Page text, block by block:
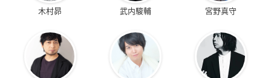
木村昴 武内駿輔 宮野真守